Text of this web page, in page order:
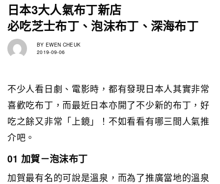
日本3大人氣布丁新店
必吃芝士布丁、泡沫布丁、深海布丁
BY EWEN CHEUK
2019-09-06
不少人看日劇、電影時，都有發現日本人其實非常
喜歡吃布丁，而最近日本亦開了不少新的布丁，好
吃之餘又非常「上鏡」！不如看看有哪三間人氣推
介吧。
01 加賀－泡沫布丁
加賀最有名的可說是溫泉，而為了推廣當地的溫泉